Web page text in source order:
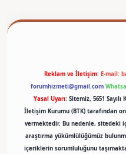
Reklam ve İletişim: E-mail:
forumhizmeti@gmail.com
Yasal Uyarı: Sitemiz, 5651
İletişim Kurumu (BTK) tarafından
vermektedir. Bu nedenle, sitedeki
araştırma yükümlülüğümüz
içeriklerin sorumluluğunu